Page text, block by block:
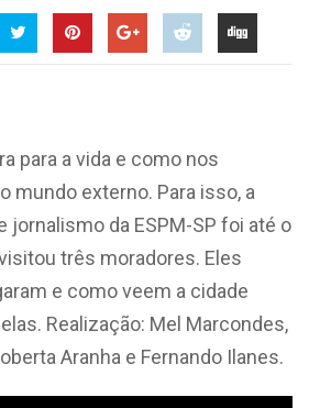
para a vida e como nos
mundo externo. Para isso, a
jornalismo da ESPM-SP foi até o
três moradores. Eles
e como veem a cidade
Realização: Mel Marcondes,
Aranha e Fernando Ilanes.